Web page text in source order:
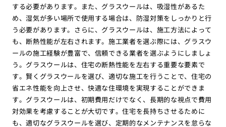
する必要があります。また、グラスウールは、吸湿性があるた
め、湿気が多い場所で使用する場合は、防湿対策をしっかりと行
う必要があります。さらに、グラスウールは、施工方法によって
も、断熱性能が左右されます。施工業者を選ぶ際には、グラスウ
ールの施工経験が豊富で、信頼できる業者を選ぶようにしましょ
う。グラスウールは、住宅の断熱性能を左右する重要な要素で
す。賢くグラスウールを選び、適切な施工を行うことで、住宅の
省エネ性能を向上させ、快適な住環境を実現することができま
す。グラスウールは、初期費用だけでなく、長期的な視点で費用
対効果を考慮することが大切です。住宅を長持ちさせるために
も、適切なグラスウールを選び、定期的なメンテナンスを怠らな